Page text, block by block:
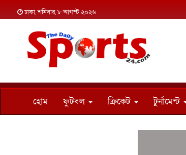
ঢাকা, শনিবার, ৮ আগস্ট ২০২৬
হোম ফুটবল ক্রিকেট টুর্নামেন্ট